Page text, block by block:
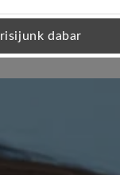
kuris parašys
dabar